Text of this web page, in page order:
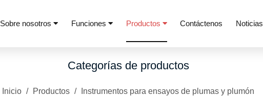
Sobre nosotros Funciones Productos Contáctenos Noticias
Categorías de productos
Inicio / Productos / Instrumentos para ensayos de plumas y plumón